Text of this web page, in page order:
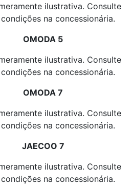
ilustrativa. Consulte
na concessionária.
OMODA 5
ilustrativa. Consulte
na concessionária.
OMODA 7
ilustrativa. Consulte
na concessionária.
JAECOO 7
ilustrativa. Consulte
na concessionária.